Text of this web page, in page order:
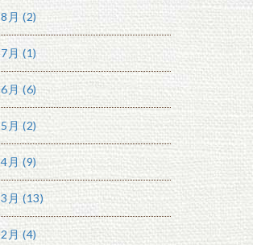
月 (2)
月 (1)
月 (6)
月 (2)
月 (9)
月 (13)
月 (4)